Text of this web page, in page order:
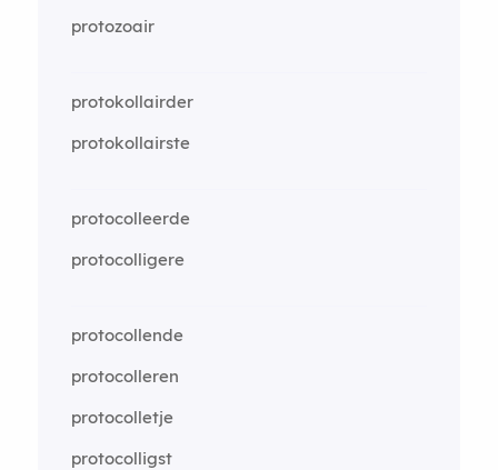
protozoair
protokollairder
protokollairste
protocolleerde
protocolligere
protocollende
protocolleren
protocolletje
protocolligst